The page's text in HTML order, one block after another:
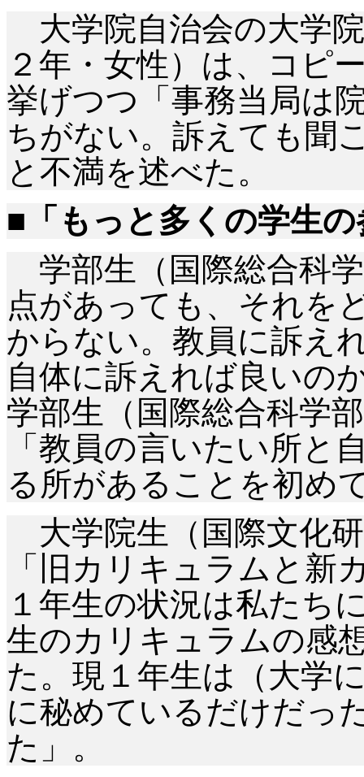
大学院自治会の大学
２年・女性）は、コピ
挙げつつ「事務当局は
ちがない。訴えても聞
と不満を述べた。
■「もっと多くの学生
学部生（国際総合科
点があっても、それを
からない。教員に訴え
自体に訴えれば良いの
学部生（国際総合科学
「教員の言いたい所と
る所があることを初め
大学院生（国際文化
「旧カリキュラムと新
１年生の状況は私たち
生のカリキュラムの感
た。現１年生は（大学
に秘めているだけだっ
た」。